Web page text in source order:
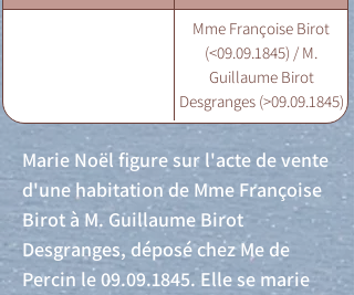
Mme Françoise Birot
(<09.09.1845) / M.
Guillaume Birot
Desgranges (>09.09.1845)
Marie Noël figure sur l'acte de vente
d'une habitation de Mme Françoise
Birot à M. Guillaume Birot
Desgranges, déposé chez Me de
Percin le09.09.1845. Elle se marie